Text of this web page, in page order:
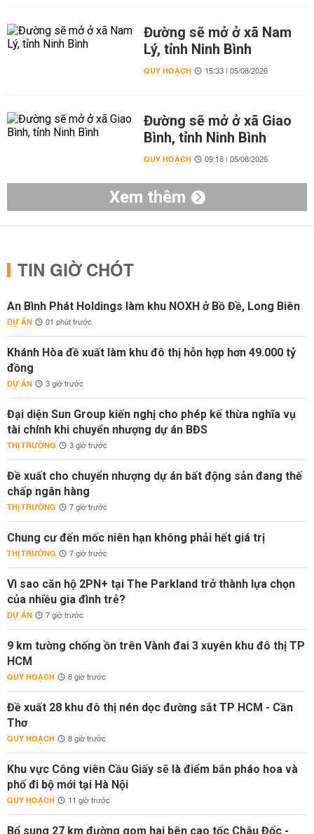
Đường sẽ mở ở xã Nam
Lý, tỉnh Ninh Bình
QUY HOẠCH 15:33 | 05/08/2026
Đường sẽ mở ở xã Giao
Bình, tỉnh Ninh Bình
QUY HOẠCH 09:18 | 05/08/2026
Xem thêm
TIN GIỜ CHÓT
An Bình Phát Holdings làm khu NOXH ở Bồ Đề, Long Biên
DỰ ÁN 01 phút trước
Khánh Hòa đề xuất làm khu đô thị hỗn hợp hơn 49.000 tỷ
đồng
DỰ ÁN 3 giờ trước
Đại diện Sun Group kiến nghị cho phép kế thừa nghĩa vụ
tài chính khi chuyển nhượng dự án BĐS
THỊ TRƯỜNG 3 giờ trước
Đề xuất cho chuyển nhượng dự án bất động sản đang thế
chấp ngân hàng
THỊ TRƯỜNG 7 giờ trước
Chung cư đến mốc niên hạn không phải hết giá trị
THỊ TRƯỜNG 7 giờ trước
Vì sao căn hộ 2PN+ tại The Parkland trở thành lựa chọn
của nhiều gia đình trẻ?
DỰ ÁN 7 giờ trước
9 km tường chống ồn trên Vành đai 3 xuyên khu đô thị TP
HCM
QUY HOẠCH 8 giờ trước
Đề xuất 28 khu đô thị nén dọc đường sắt TP HCM - Cần
Thơ
QUY HOẠCH 8 giờ trước
Khu vực Công viên Cầu Giấy sẽ là điểm bắn pháo hoa và
phố đi bộ mới tại Hà Nội
QUY HOẠCH 11 giờ trước
Bổ sung 27 km đường gom hai bên cao tốc Châu Đốc -